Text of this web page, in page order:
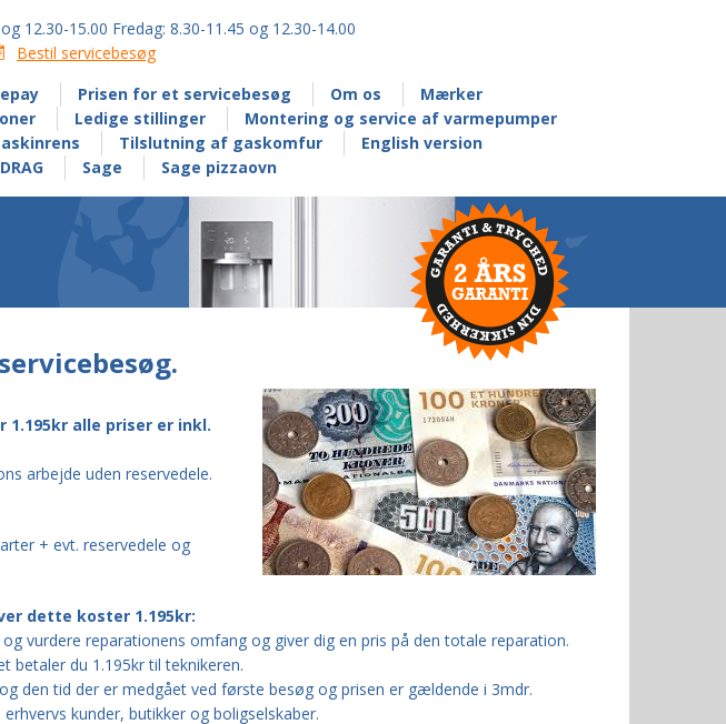
12.30-15.00 Fredag: 8.30-11.45 og 12.30-14.00
Bestil servicebesøg
Prisen for et servicebesøg Om os
Mærker
Ledige stillinger
Montering og service af varmepumper
Tilslutning af gaskomfur
English version
Sage Sage pizzaovn
alle priser er inkl.
arbejde uden reservedele.
+ evt. reservedele og
dette koster 1.195kr:
vurdere reparationens omfang og giver dig en pris på den totale reparation.
betaler du 1.195kr til teknikeren.
den tid der er medgået ved første besøg og prisen er gældende i 3mdr.
kunder, butikker og boligselskaber.